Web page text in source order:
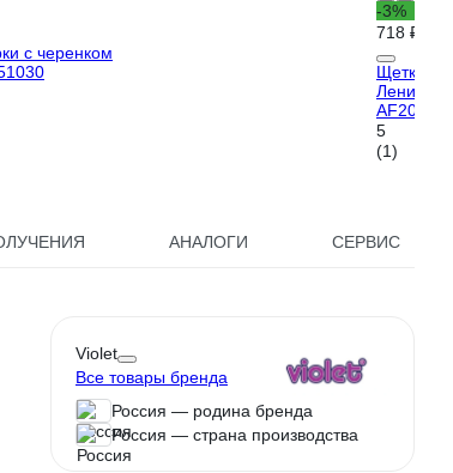
с черенком
-3%
718 ₽
Щетка +
Ленивка
AF201B
5
(1)
АНАЛОГИ СЕРВИС
Violet
Все товары бренда
Россия — родина бренда
Россия — страна производства